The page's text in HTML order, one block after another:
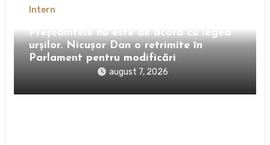
Intern
Președintele nu este de acord cu legea
urșilor. Nicușor Dan o retrimite în
Parlament pentru modificări
august 7, 2026